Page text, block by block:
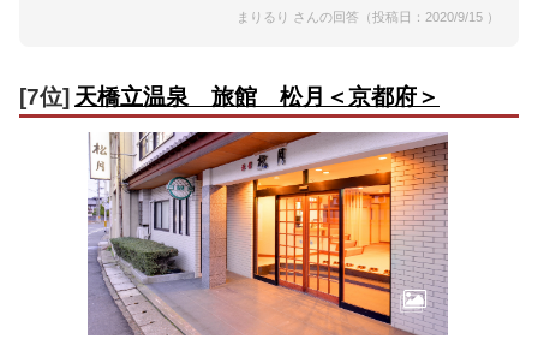
まりるり さんの回答（投稿日：2020/9/15 ）
[7位] 天橋立温泉 旅館 松月＜京都府＞